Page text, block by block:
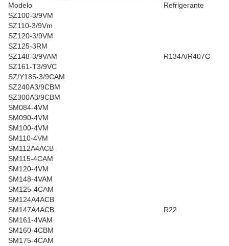
Modelo
Refrigerante
SZ100-3/9VM
R134A/R407C
SZ110-3/9Vm
SZ120-3/9VM
SZ125-3RM
SZ148-3/9VAM
SZ161-T3/9VC
SZ/Y185-3/9CAM
SZ240A3/9CBM
SZ300A3/9CBM
SM084-4VM
R22
SM090-4VM
SM100-4VM
SM110-4VM
SM112A4ACB
SM115-4CAM
SM120-4VM
SM148-4VAM
SM125-4CAM
SM124A4ACB
SM147A4ACB
SM161-4VAM
SM160-4CBM
SM175-4CAM